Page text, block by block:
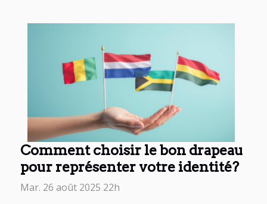
Comment choisir le bon drapeau
pour représenter votre identité?
Mar. 26 août 2025 22h